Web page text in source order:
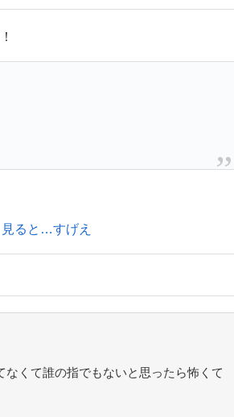
見ると…すげえ
くて誰の指でもないと思ったら怖くて